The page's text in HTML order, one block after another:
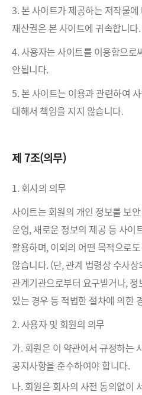
3. 본 사이트가 제공하는 저작물
재산권은 본 사이트에 귀속합니다.
4. 사용자는 사이트를 이용함으로
안됩니다.
5. 본 사이트는 이용과 관련하여
대해서 책임을 지지 않습니다.
제 7조(의무)
1. 회사의 의무
사이트는 회원의 개인 정보를 보
운영, 새로운 정보의 제공 등 사이
활용하며, 이외의 어떤 목적으로
않습니다. (단, 관계 법령상 수사
관계기관으로부터 요구받거나,
있는 경우 등 적법한 절차에 의한
2. 사용자 및 회원의 의무
가. 회원은 이 약관에서 규정하는
공지사항을 준수하여야 합니다.
나. 회원은 회사의 사전 동의없이